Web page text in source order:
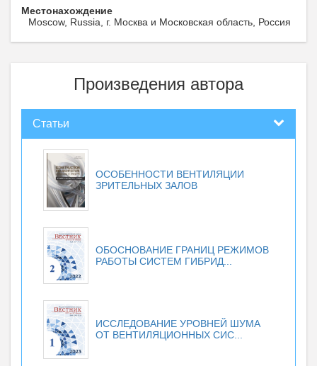
Местонахождение
Moscow, Russia, г. Москва и Московская область, Россия
Произведения автора
Статьи
ОСОБЕННОСТИ ВЕНТИЛЯЦИИ
ЗРИТЕЛЬНЫХ ЗАЛОВ
ОБОСНОВАНИЕ ГРАНИЦ РЕЖИМОВ
РАБОТЫ СИСТЕМ ГИБРИД...
ИССЛЕДОВАНИЕ УРОВНЕЙ ШУМА
ОТ ВЕНТИЛЯЦИОННЫХ СИС...